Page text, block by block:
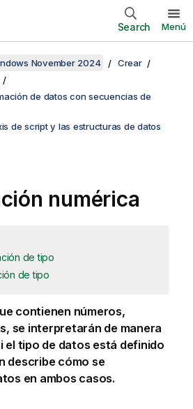
Search Menú
November 2024
Crear
de datos con secuencias de
de script y las estructuras de datos
numérica
de tipo
de tipo
contienen números,
se interpretarán de manera
el tipo de datos está definido
describe cómo se
en ambos casos.